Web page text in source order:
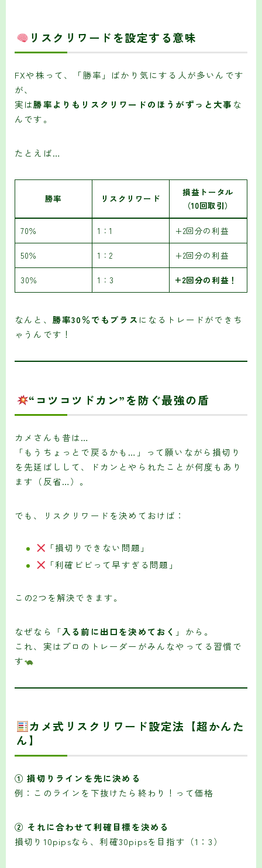
リスクリワードを設定する意味
FXや株って、「勝率」ばかり気にする人が多いんです
が、
実は勝率よりもリスクリワードのほうがずっと大事 な
んです。
たとえば…
勝率 リスクリワード
損益トータル
（10回取引）
70％ 1：1 +2回分の利益
50％ 1：2 +2回分の利益
30％ 1：3 +2回分の利益！
なんと、 勝率30％でもプラス になるトレードができち
ゃうんです！
“コツコツドカン”を防ぐ最強の盾
カメさんも昔は…
「もうちょっとで戻るかも…」って願いながら損切り
を先延ばしして、ドカンとやられたことが何度もあり
ます（反省…）。
でも、リスクリワードを決めておけば：
「損切りできない問題」
「利確ビビって早すぎる問題」
この2つを解決できます。
なぜなら「入る前に出口を決めておく 」から。
これ、実はプロのトレーダーがみんなやってる習慣で
す
カメ式リスクリワード設定法【超かんた
ん】
① 損切りラインを先に決める
例：このラインを下抜けたら終わり！って価格
② それに合わせて利確目標を決める
損切り10pipsなら、利確30pipsを目指す（1：3）